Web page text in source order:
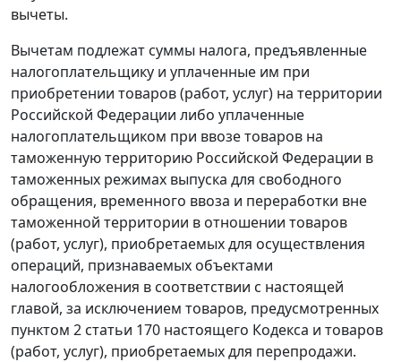
вычеты.
Вычетам подлежат суммы налога, предъявленные
налогоплательщику и уплаченные им при
приобретении товаров (работ, услуг) на территории
Российской Федерации либо уплаченные
налогоплательщиком при ввозе товаров на
таможенную территорию Российской Федерации в
таможенных режимах выпуска для свободного
обращения, временного ввоза и переработки вне
таможенной территории в отношении товаров
(работ, услуг), приобретаемых для осуществления
операций, признаваемых объектами
налогообложения в соответствии с настоящей
главой, за исключением товаров, предусмотренных
пунктом 2 статьи 170 настоящего Кодекса и товаров
(работ, услуг), приобретаемых для перепродажи.